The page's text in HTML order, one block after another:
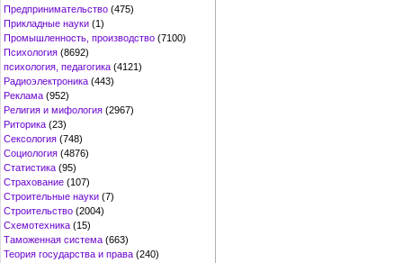
Предпринимательство (475)
Прикладные науки (1)
Промышленность, производство (7100)
Психология (8692)
психология, педагогика (4121)
Радиоэлектроника (443)
Реклама (952)
Религия и мифология (2967)
Риторика (23)
Сексология (748)
Социология (4876)
Статистика (95)
Страхование (107)
Строительные науки (7)
Строительство (2004)
Схемотехника (15)
Таможенная система (663)
Теория государства и права (240)